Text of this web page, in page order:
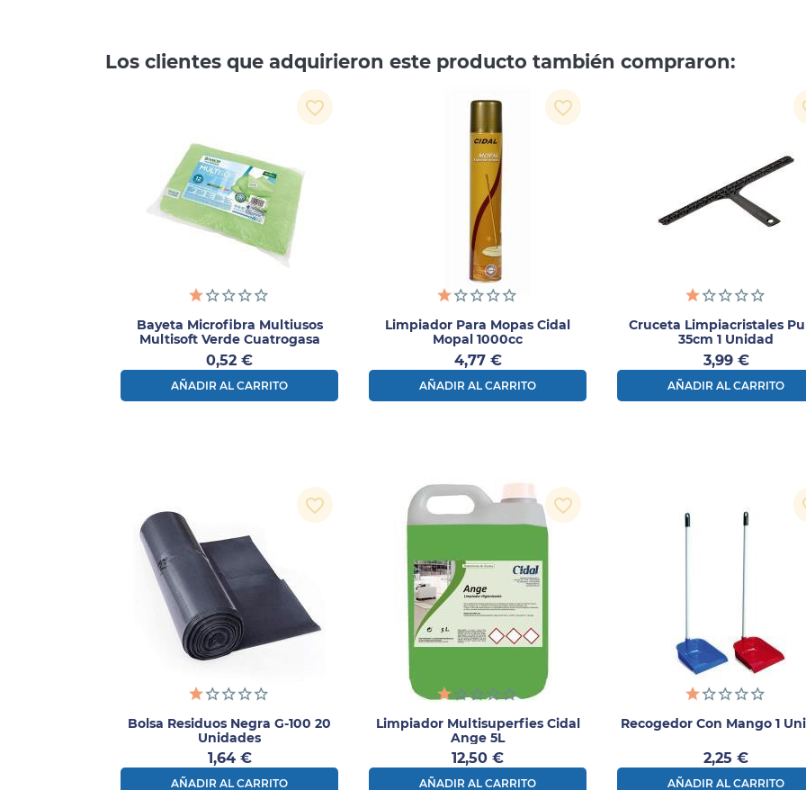
Los clientes que adquirieron este producto también compraron:
Bayeta Microfibra Multiusos
Multisoft Verde Cuatrogasa
40x30 Cm 1ud
Precio
0,52 €
AÑADIR AL CARRITO
favorite_border
Limpiador Para Mopas Cidal
Mopal 1000cc
Precio
4,77 €
AÑADIR AL CARRITO
favorite_border
Cruceta Limpiacristales
35cm 1 Unidad
Precio
3,99 €
AÑADIR AL CARRITO
Bolsa Residuos Negra G-100 20
Unidades
Precio
1,64 €
AÑADIR AL CARRITO
favorite_border
Limpiador Multisuperfies Cidal
Ange 5L
Precio
12,50 €
AÑADIR AL CARRITO
favorite_border
Recogedor Con Mango 1
Precio
2,25 €
AÑADIR AL CARRITO